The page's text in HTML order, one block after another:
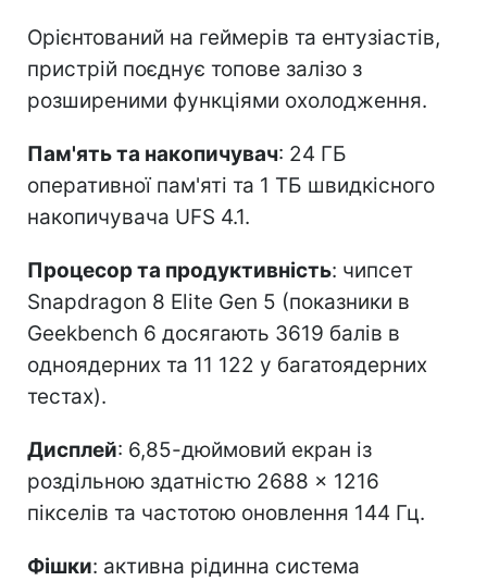
Орієнтований на геймерів та ентузіастів,
пристрій поєднує топове залізо з
розширеними функціями охолодження.
Пам'ять та накопичувач: 24 ГБ
оперативної пам'яті та 1 ТБ швидкісного
накопичувача UFS 4.1.
Процесор та продуктивність: чипсет
Snapdragon 8 Elite Gen 5 (показники в
Geekbench 6 досягають 3619 балів в
одноядерних та 11 122 у багатоядерних
тестах).
Дисплей: 6,85-дюймовий екран із
роздільною здатністю 2688 × 1216
пікселів та частотою оновлення 144 Гц.
Фішки: активна рідинна система